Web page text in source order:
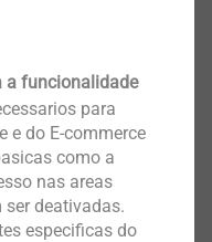
a funcionalidade
para
e do E-commerce
como a
nas areas
ser deativadas.
especificas do